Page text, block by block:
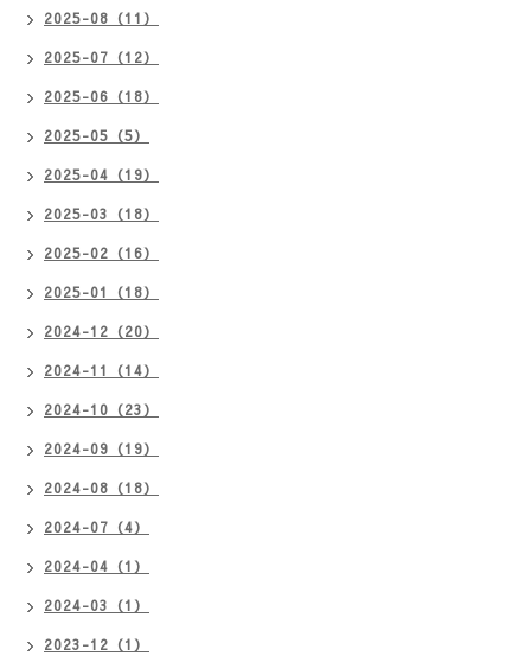
2025-08（11）
2025-07（12）
2025-06（18）
2025-05（5）
2025-04（19）
2025-03（18）
2025-02（16）
2025-01（18）
2024-12（20）
2024-11（14）
2024-10（23）
2024-09（19）
2024-08（18）
2024-07（4）
2024-04（1）
2024-03（1）
2023-12（1）